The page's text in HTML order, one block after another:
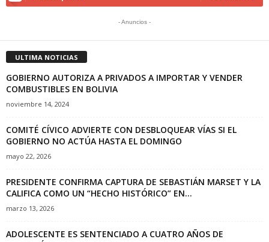
- Anuncios -
ULTIMA NOTICIAS
GOBIERNO AUTORIZA A PRIVADOS A IMPORTAR Y VENDER
COMBUSTIBLES EN BOLIVIA
noviembre 14, 2024
COMITÉ CÍVICO ADVIERTE CON DESBLOQUEAR VÍAS SI EL
GOBIERNO NO ACTÚA HASTA EL DOMINGO
mayo 22, 2026
PRESIDENTE CONFIRMA CAPTURA DE SEBASTIÁN MARSET Y LA
CALIFICA COMO UN “HECHO HISTÓRICO” EN...
marzo 13, 2026
ADOLESCENTE ES SENTENCIADO A CUATRO AÑOS DE